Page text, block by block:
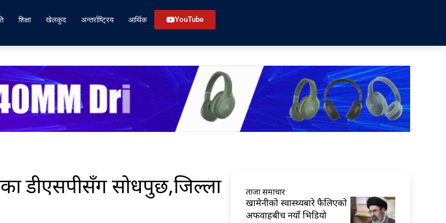
शिक्षा खेलकुद अन्तर्राष्ट्रिय आर्थिक YouTube
डीएसपीसँग सोधपुछ,जिल्ला ताजा समाचार
खामेनीको स्वास्थ्यबारे फैलिएको
अफवाहबीच नयाँ भिडियो